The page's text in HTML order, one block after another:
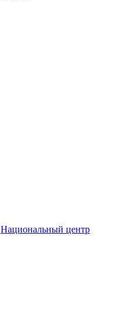
Национальный центр